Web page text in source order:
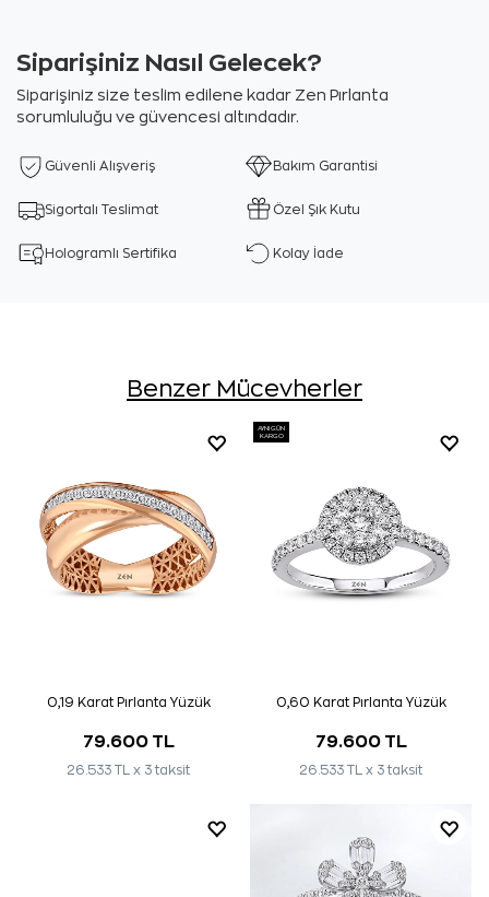
Siparişiniz Nasıl Gelecek?
Siparişiniz size teslim edilene kadar Zen Pırlanta
sorumluluğu ve güvencesi altındadır.
Güvenli Alışveriş Bakım Garantisi
Sigortalı Teslimat Özel Şık Kutu
Hologramlı Sertifika Kolay İade
Benzer Mücevherler
0,19 Karat Pırlanta Yüzük
79.600 TL
26.533 TL x 3 taksit
AYNI GÜN
KARGO
0,60 Karat Pırlanta Yüzük
79.600 TL
26.533 TL x 3 taksit